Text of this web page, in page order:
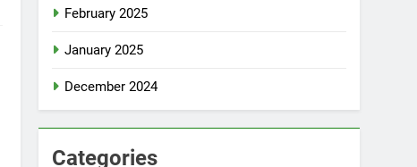
February 2025
January 2025
December 2024
Categories